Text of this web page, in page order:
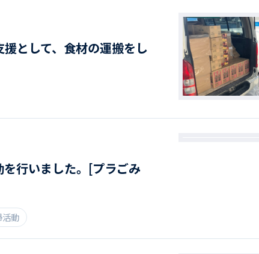
として、食材の運搬をし
行いました。[プラごみ
活動